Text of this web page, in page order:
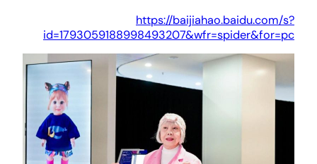
https://baijiahao.baidu.com/s?
id=1793059188998493207&wfr=spider&for=pc